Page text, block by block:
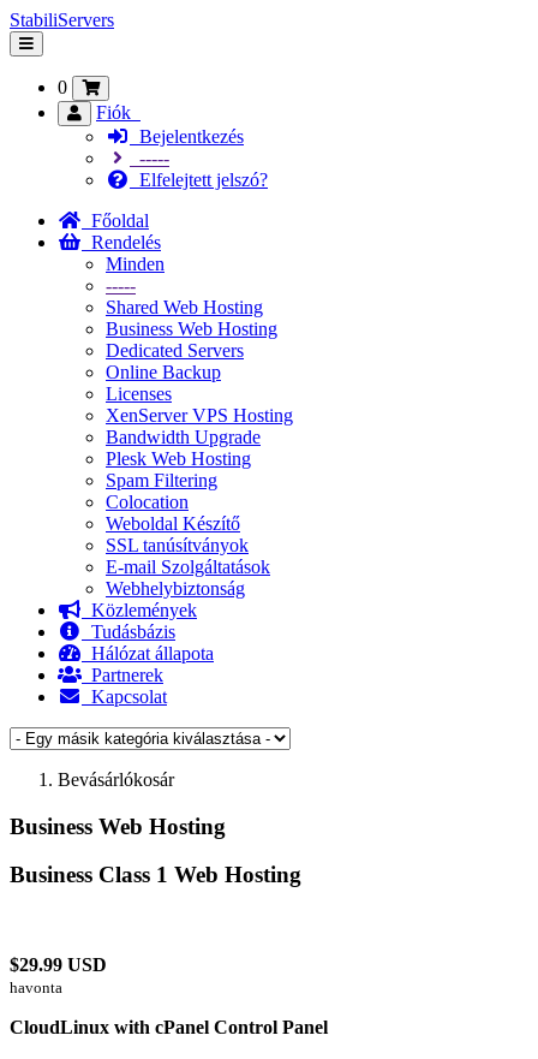
StabiliServers
Váltás
a
navigációra
0
Fiók
Bejelentkezés
-----
Elfelejtett jelszó?
Főoldal
Rendelés
Minden
-----
Shared Web Hosting
Business Web Hosting
Dedicated Servers
Online Backup
Licenses
XenServer VPS Hosting
Bandwidth Upgrade
Plesk Web Hosting
Spam Filtering
Colocation
Weboldal Készítő
SSL tanúsítványok
E-mail Szolgáltatások
Webhelybiztonság
Közlemények
Tudásbázis
Hálózat állapota
Partnerek
Kapcsolat
Bevásárlókosár
Business Web Hosting
Business Class 1 Web Hosting
$29.99 USD
havonta
CloudLinux with cPanel Control Panel